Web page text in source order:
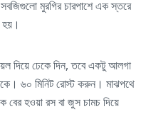
মুরগির চারপাশে এক স্তরে
হয়।
দিয়ে ঢেকে দিন, তবে একটু আলগা
৬০ মিনিট রোস্ট করুন। মাঝপথে
বের হওয়া রস বা জুস চামচ দিয়ে